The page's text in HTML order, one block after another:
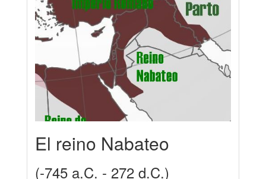
El reino Nabateo
(-745 a.C. - 272 d.C.)